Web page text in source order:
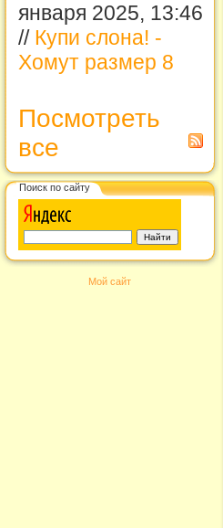
января 2025, 13:46
// Купи слона! -
Хомут размер 8
Посмотреть
все
Поиск по сайту
Мой сайт